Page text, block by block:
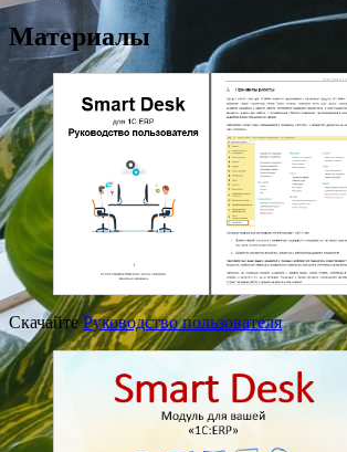
Материалы
СкачайтеРуководство пользователя